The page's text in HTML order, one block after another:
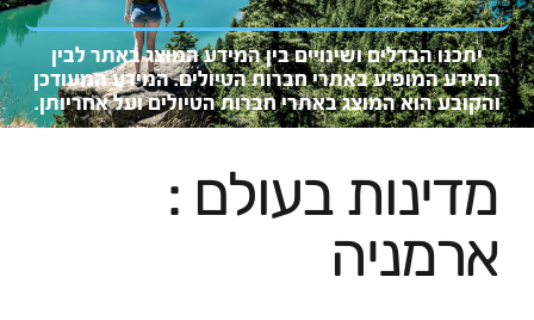
יתכנו הבדלים ושינויים בין המידע המוצג באתר לבין
המידע המופיע באתרי חברות הטיולים. המידע המעודכן
והקובעהוא המוצג באתרי חברות הטיולים ועל אחריותן.
מדינות בעולם :
ארמניה